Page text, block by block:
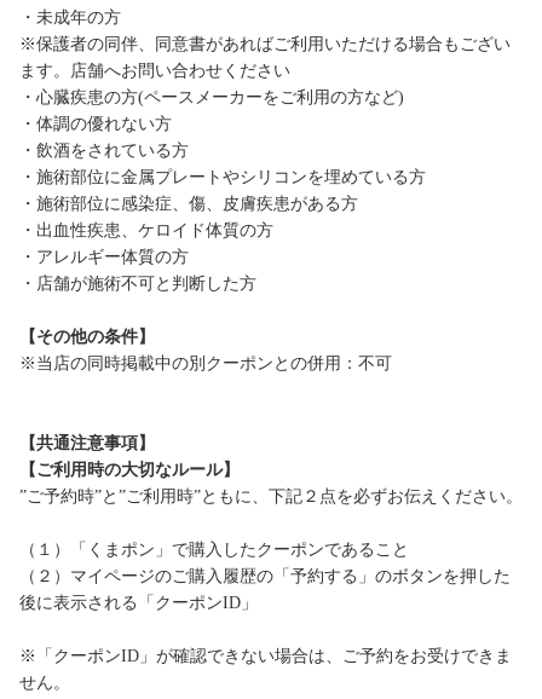
・未成年の方
※保護者の同伴、同意書があればご利用いただける場合もござい
ます。店舗へお問い合わせください
・心臓疾患の方(ペースメーカーをご利用の方など)
・体調の優れない方
・飲酒をされている方
・施術部位に金属プレートやシリコンを埋めている方
・施術部位に感染症、傷、皮膚疾患がある方
・出血性疾患、ケロイド体質の方
・アレルギー体質の方
・店舗が施術不可と判断した方
【その他の条件】
※当店の同時掲載中の別クーポンとの併用：不可
【共通注意事項】
【ご利用時の大切なルール】
”ご予約時”と”ご利用時”ともに、下記２点を必ずお伝えください。
（１）「くまポン」で購入したクーポンであること
（２）マイページのご購入履歴の「予約する」のボタンを押した
後に表示される「クーポンID」
※「クーポンID」が確認できない場合は、ご予約をお受けできま
せん。